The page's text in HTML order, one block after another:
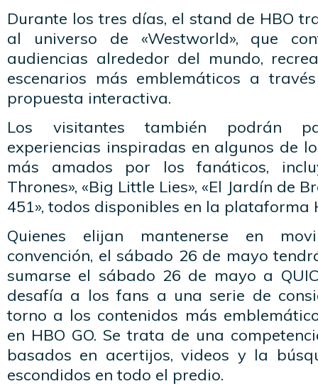
Durante los tres días, el stand de HBO
al universo de «Westworld», que
audiencias alrededor del mundo,
escenarios más emblemáticos a
propuesta interactiva.
Los visitantes también podrán
experiencias inspiradas en algunos de
más amados por los fanáticos,
Thrones», «Big Little Lies», «El Jardín de
451», todos disponibles en la plataforma
Quienes elijan mantenerse en
convención, el sábado 26 de mayo
sumarse el sábado 26 de mayo a
desafía a los fans a una serie de
torno a los contenidos más
en HBO GO. Se trata de una
basados en acertijos, videos y la
escondidos en todo el predio.